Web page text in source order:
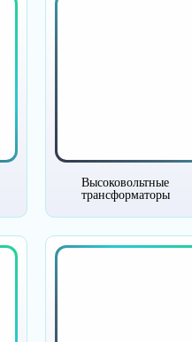
Высоковольтные
трансформаторы